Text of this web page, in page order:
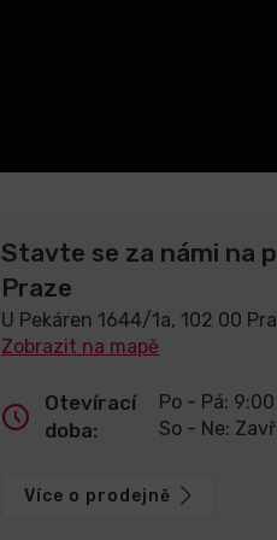
Stavte se za námi na
Praze
U Pekáren 1644/1a, 102 00
Zobrazit na mapě
Otevírací
doba:
Po - Pá:
So - Ne:
Více o prodejně